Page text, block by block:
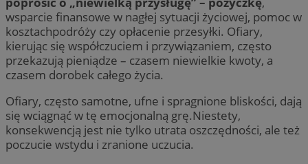
wsparcie finansowe w nagłej sytuacji życiowej, pomoc w
kosztachpodróży czy opłacenie przesyłki. Ofiary,
kierując się współczuciem i przywiązaniem, często
przekazują pieniądze – czasem niewielkie kwoty, a
czasem dorobek całego życia.
Ofiary, często samotne, ufne i spragnione bliskości, dają
się wciągnąć w tę emocjonalną grę.Niestety,
konsekwencją jest nie tylko utrata oszczędności, ale też
poczucie wstydu i zranione uczucia.